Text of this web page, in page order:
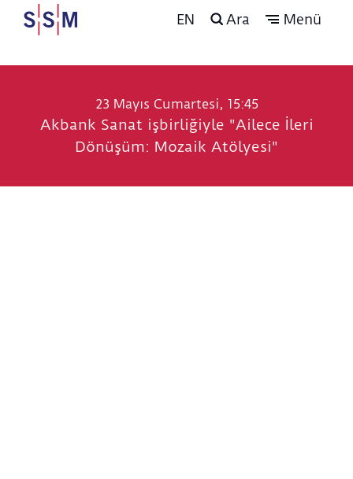
EN Ara Menü
23 Mayıs Cumartesi, 15:45
Akbank Sanat işbirliğiyle "Ailece İleri
Dönüşüm: Mozaik Atölyesi"